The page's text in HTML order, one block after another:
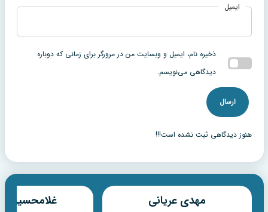
ایمیل
ذخیره نام، ایمیل و وبسایت من در مرورگر برای زمانی که دوباره
دیدگاهی می‌نویسم.
هنوز دیدگاهی ثبت نشده است!!!
مهدی عریانی غلامحسین